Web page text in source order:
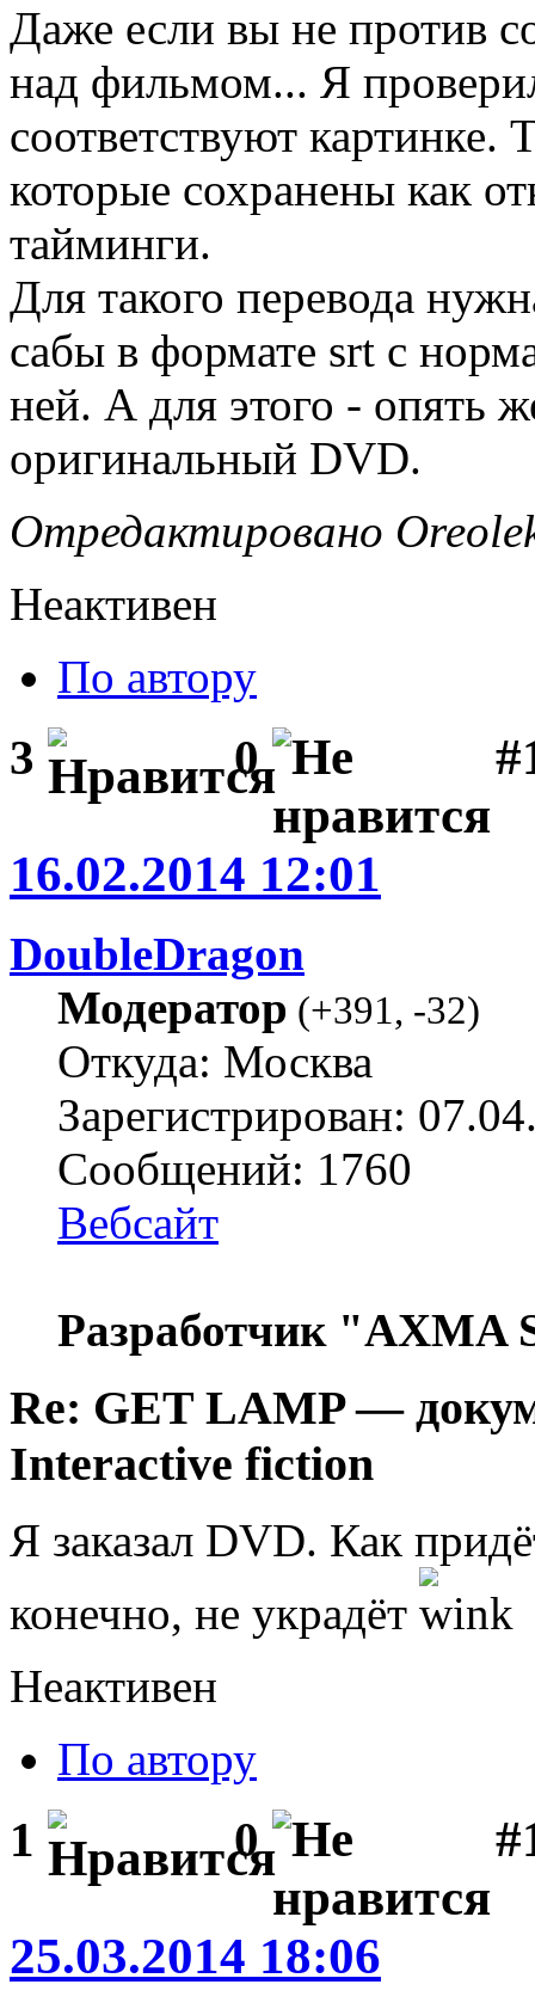
Даже если вы не против
над фильмом... Я
соответствуют картинке.
которые сохранены как
тайминги.
Для такого перевода
сабы в формате srt с
ней. А для этого - опять
оригинальный DVD.
Отредактировано
Неактивен
По автору
3 0
16.02.2014 12:01
DoubleDragon
Модератор (+391, -32)
Откуда: Москва
Зарегистрирован:
Сообщений: 1760
Вебсайт
Разработчик "AXMA
Re: GET LAMP —
Interactive fiction
Я заказал DVD. Как
конечно, не украдёт
Неактивен
По автору
1 0
25.03.2014 18:06